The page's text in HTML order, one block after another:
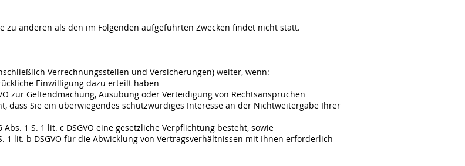
anderen als den im Folgenden aufgeführten Zwecken findet nicht statt.
Verrechnungsstellen und Versicherungen) weiter, wenn:
Einwilligung dazu erteilt haben
Geltendmachung, Ausübung oder Verteidigung von Rechtsansprüchen
dass Sie ein überwiegendes schutzwürdiges Interesse an der Nichtweitergabe Ihrer
1 S. 1 lit. c DSGVO eine gesetzliche Verpflichtung besteht, sowie
lit. b DSGVO für die Abwicklung von Vertragsverhältnissen mit Ihnen erforderlich